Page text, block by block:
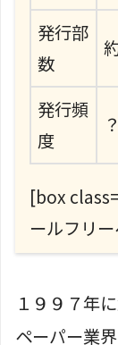
発行部
数
発行頻
度
[box
ールフリ
１９９７年
ペーパー業